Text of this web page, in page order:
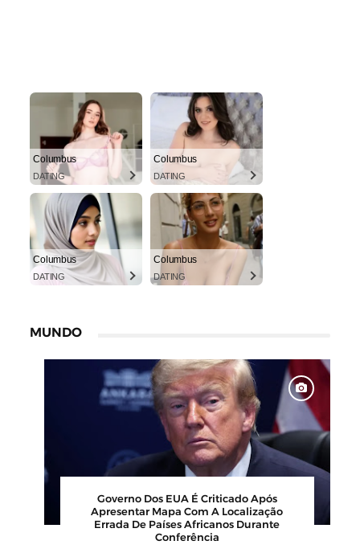
Columbus
DATING
Columbus
DATING
Columbus
DATING
Columbus
DATING
MUNDO
Barbearia Nudista Viraliza Ao Atrair
Clientes Com Conceito Inusitado E
Faturamento Milionário